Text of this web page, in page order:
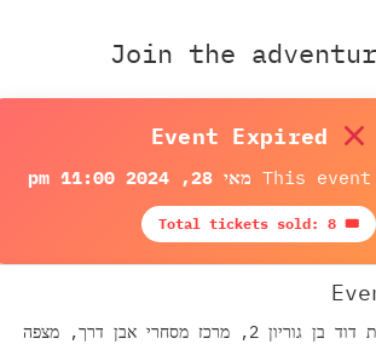
Join the
Event Expired
This מאי 28, 2024 11:00 pm
🎟 Total tickets sold: 8
מועדון הגיאז, שדרות דוד בן גוריון 2, מרכז מסחרי אבן דרך, מצפה